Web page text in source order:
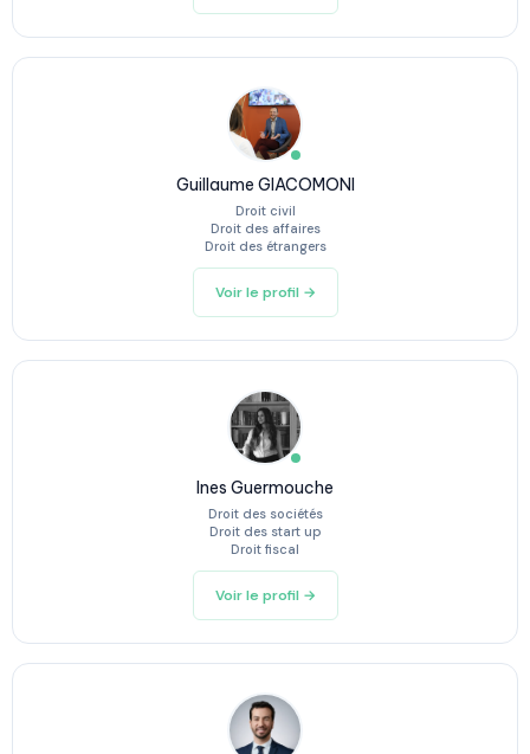
Guillaume GIACOMONI
Droit civil
Droit des affaires
Droit des étrangers
Voir le profil →
Ines Guermouche
Droit des sociétés
Droit des start up
Droit fiscal
Voir le profil →